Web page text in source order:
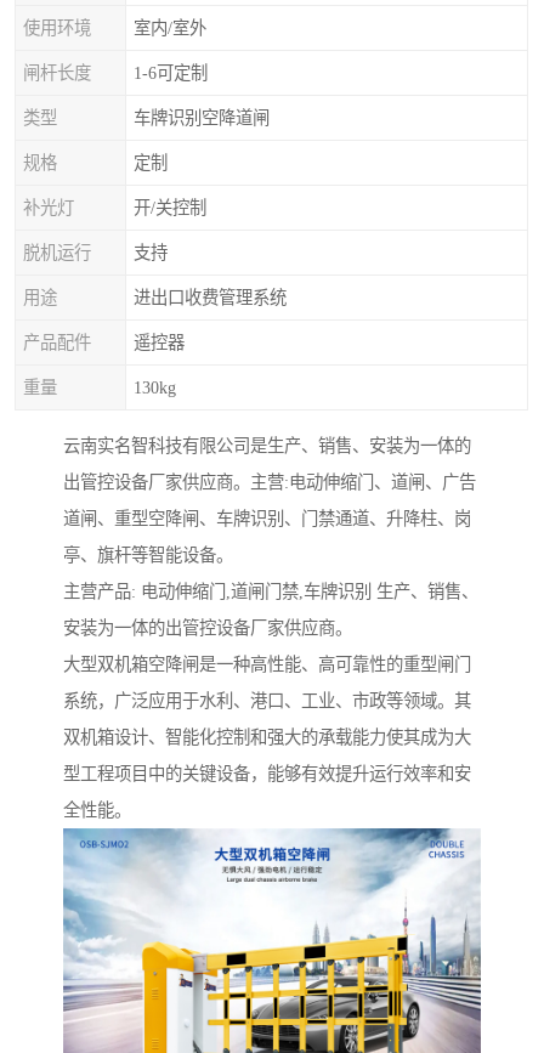
使用环境 室内/室外
闸杆长度 1-6可定制
类型 车牌识别空降道闸
规格 定制
补光灯 开/关控制
脱机运行 支持
用途 进出口收费管理系统
产品配件 遥控器
重量 130kg
云南实名智科技有限公司是生产、销售、安装为一体的
出管控设备厂家供应商。主营:电动伸缩门、道闸、广告
道闸、重型空降闸、车牌识别、门禁通道、升降柱、岗
亭、旗杆等智能设备。
主营产品: 电动伸缩门,道闸门禁,车牌识别 生产、销售、
安装为一体的出管控设备厂家供应商。
大型双机箱空降闸是一种高性能、高可靠性的重型闸门
系统，广泛应用于水利、港口、工业、市政等领域。其
双机箱设计、智能化控制和强大的承载能力使其成为大
型工程项目中的关键设备，能够有效提升运行效率和安
全性能。